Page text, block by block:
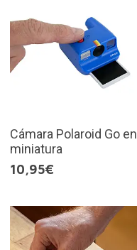
Cámara Polaroid Go en
miniatura
10,95€